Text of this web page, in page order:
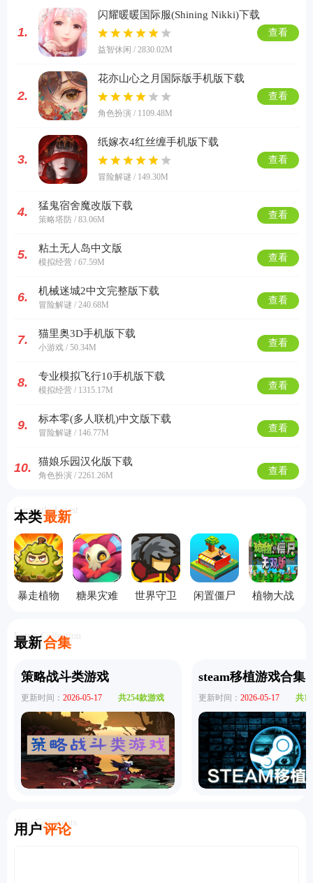
1.
闪耀暖暖国际服(Shining Nikki)下载
益智休闲 / 2830.02M
查看
2.
花亦山心之月国际版手机版下载
角色扮演 / 1109.48M
查看
3.
纸嫁衣4红丝缠手机版下载
冒险解谜 / 149.30M
查看
4. 猛鬼宿舍魔改版下载
策略塔防 / 83.06M 查看
5. 粘土无人岛中文版
模拟经营 / 67.59M 查看
6. 机械迷城2中文完整版下载
冒险解谜 / 240.68M 查看
7. 猫里奥3D手机版下载
小游戏 / 50.34M 查看
8. 专业模拟飞行10手机版下载
模拟经营 / 1315.17M 查看
9. 标本零(多人联机)中文版下载
冒险解谜 / 146.77M 查看
10. 猫娘乐园汉化版下载
角色扮演 / 2261.26M 查看
本类最新
Currently Latest
暴走植物
糖果灾难
世界守卫
闲置僵尸
植物大战
最新合集
Latest Collection
策略战斗类游戏
更新时间： 2026-05-17 共254款游戏
steam移植游戏合集
更新时间： 2026-05-17 共
用户评论
User Comments